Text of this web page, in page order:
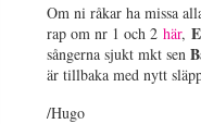
Om ni råkar ha missa
rap om nr 1 och 2här,
sångerna sjukt mkt sen
är tillbaka med nytt
/Hugo